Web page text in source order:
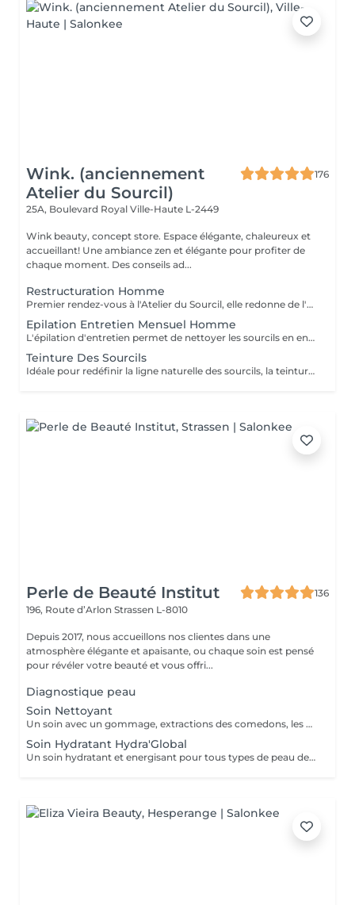
Wink. (anciennement
Atelier du Sourcil)
176
25A, Boulevard Royal Ville-Haute L-2449
Wink beauty, concept store. Espace élégante, chaleureux et
accueillant! Une ambiance zen et élégante pour profiter de
chaque moment. Des conseils ad...
Restructuration Homme
Premier rendez-vous à l'Atelier du Sourcil, elle redonne de l'harmonie au visage. Entièrement réalisée à la pince à épiler, cette prestation iconique vise à redéfinir la forme des sourcils. Formée en morphologie du visage, notre équipe de professionnelles maîtrise toutes les subtilités d'une forme réussie. Un entretien mensuel permet ensuite de conserver une ligne idéale.
Epilation Entretien Mensuel Homme
L'épilation d'entretien permet de nettoyer les sourcils en entretien et de conserver ainsi leur ligne. Au-delà de deux mois sans entretien à l'atelier du sourcil, il faudra refaire une restructuration pour redessiner à nouveau la ligne du sourcil.
Teinture Des Sourcils
Idéale pour redéfinir la ligne naturelle des sourcils, la teinture permet d'intensifier et sublimer le regard. Parfois clairsemés, en manque de densité ou simplement endommagés par de trop régulières épilations, les sourcils peuvent avoir besoin d'être travaillés pour intensifier la teinte du poil ou masquer les sourcils blancs ou grisonnants.
Perle de Beauté Institut
136
196, Route d’Arlon Strassen L-8010
Depuis 2017, nous accueillons nos clientes dans une
atmosphère élégante et apaisante, ou chaque soin est pensé
pour révéler votre beauté et vous offri...
Diagnostique peau
Soin Nettoyant
Un soin avec un gommage, extractions des comedons, les masques spécifiques. Effet : la peau est fraîche, nette et éclatant.
Soin Hydratant Hydra'Global
Un soin hydratant et energisant pour tous types de peau de tous ages. La peau se charge d'une nouvelle énergie et d'éclat, les rides de déshydratation sont atténuées, la peau est repulpée, lumineuse et fraiche.